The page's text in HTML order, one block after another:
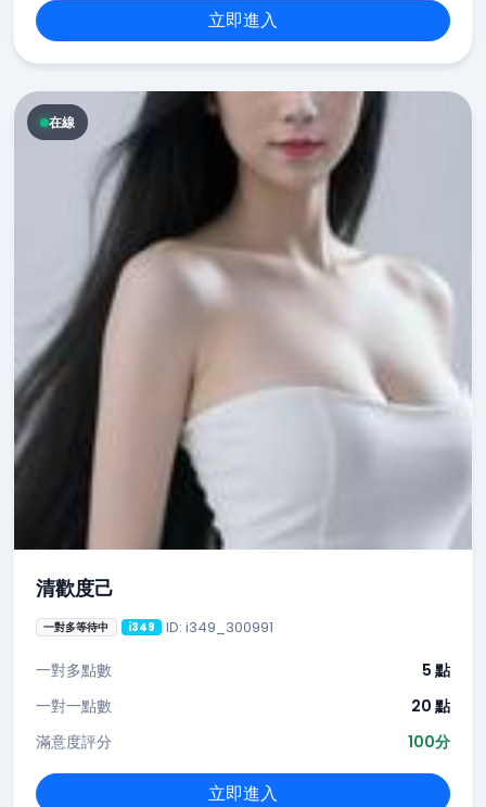
立即進入
在線
清歡度己
一對多等待中 i349 ID: i349_300991
一對多點數
5 點
一對一點數
20 點
滿意度評分
100分
立即進入